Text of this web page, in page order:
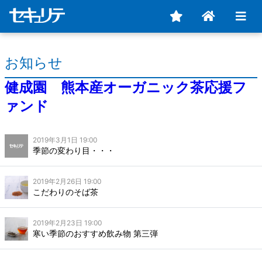
お知らせ
健成園 熊本産オーガニック茶応援フ
ァンド
2019年3月1日 19:00
季節の変わり目・・・
2019年2月26日 19:00
こだわりのそば茶
2019年2月23日 19:00
寒い季節のおすすめ飲み物 第三弾